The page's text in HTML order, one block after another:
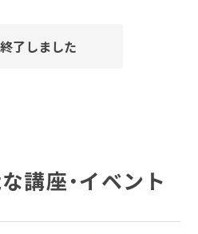
了しました
講座・イベント